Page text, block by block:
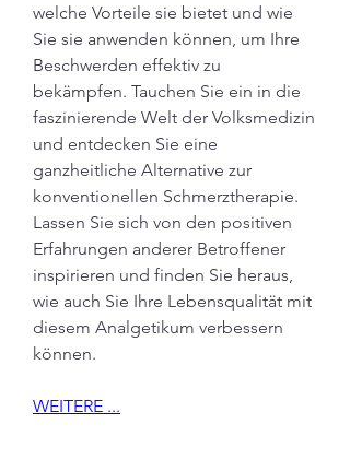
welche Vorteile sie bietet und wie
Sie sie anwenden können, um Ihre
Beschwerden effektiv zu
bekämpfen. Tauchen Sie ein in die
faszinierende Welt der Volksmedizin
und entdecken Sie eine
ganzheitliche Alternative zur
konventionellen Schmerztherapie.
Lassen Sie sich von den positiven
Erfahrungen anderer Betroffener
inspirieren und finden Sie heraus,
wie auch Sie Ihre Lebensqualität mit
diesem Analgetikum verbessern
können.
WEITERE ...